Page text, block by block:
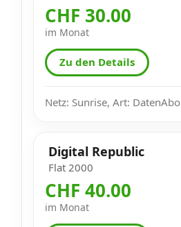
CHF 30.00
im Monat
Zu den Details
Netz: Sunrise, Art: DatenAbo
Digital Republic
Flat 2000
CHF 40.00
im Monat